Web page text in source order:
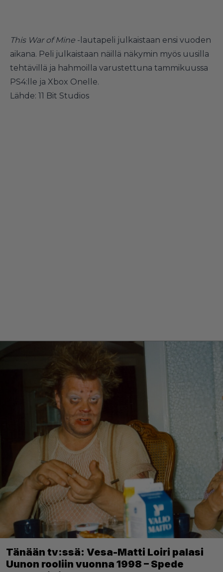
This War of Mine -lautapeli julkaistaan ensi vuoden
aikana. Peli julkaistaan näillä näkymin myös uusilla
tehtävillä ja hahmoilla varustettuna tammikuussa
PS4:lle ja Xbox Onelle.
Lähde: 11 Bit Studios
Tänään tv:ssä: Vesa-Matti Loiri palasi
Uunon rooliin vuonna 1998 – Spede